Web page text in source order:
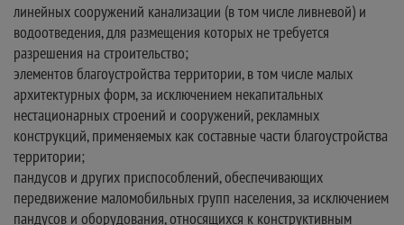
линейных сооружений канализации (в том числе ливневой) и
водоотведения, для размещения которых не требуется
разрешения на строительство;
элементов благоустройства территории, в том числе малых
архитектурных форм, за исключением некапитальных
нестационарных строений и сооружений, рекламных
конструкций, применяемых как составные части благоустройства
территории;
пандусов и других приспособлений, обеспечивающих
передвижение маломобильных групп населения, за исключением
пандусов и оборудования, относящихся к конструктивным